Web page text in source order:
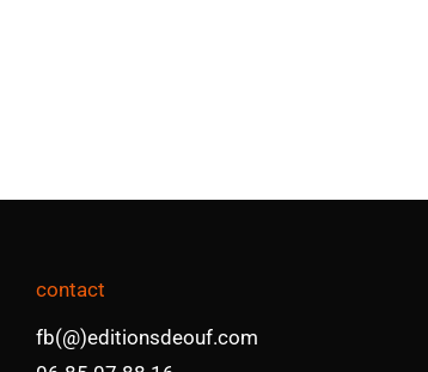
contact
fb(@)editionsdeouf.com